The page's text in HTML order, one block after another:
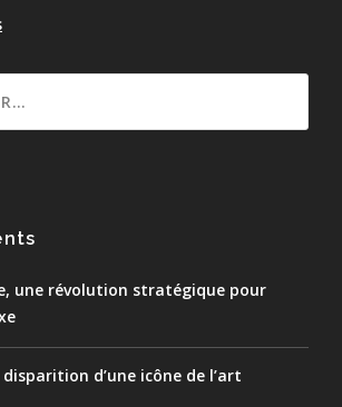
une révolution stratégique pour
d’une icône de l’art